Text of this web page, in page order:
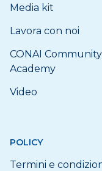
Media kit
Lavora con noi
CONAI
Academy
Video
POLICY
Termini e